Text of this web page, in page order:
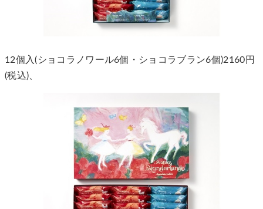
12個入(ショコラノワール6個・ショコラブラン6個)2160円
(税込)、